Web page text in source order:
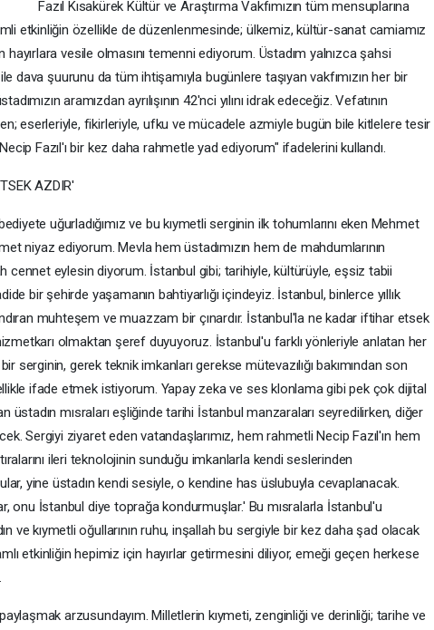
Fazıl Kısakürek Kültür ve Araştırma Vakfımızın tüm mensuplarına
etkinliğin özellikle de düzenlenmesinde; ülkemiz, kültür-sanat camiamız
vesile olmasını temenni ediyorum. Üstadım yalnızca şahsi
dava şuurunu da tüm ihtişamıyla bugünlere taşıyan vakfımızın her bir
aramızdan ayrılışının 42'nci yılını idrak edeceğiz. Vefatının
eserleriyle, fikirleriyle, ufku ve mücadele azmiyle bugün bile kitlelere tesir
Fazıl'ı bir kez daha rahmetle yad ediyorum" ifadelerini kullandı.
AZDIR'
uğurladığımız ve bu kıymetli serginin ilk tohumlarını eken Mehmet
niyaz ediyorum. Mevla hem üstadımızın hem de mahdumlarının
cennet eylesin diyorum. İstanbul gibi; tarihiyle, kültürüyle, eşsiz tabii
bir şehirde yaşamanın bahtiyarlığı içindeyiz. İstanbul, binlerce yıllık
muhteşem ve muazzam bir çınardır. İstanbul'la ne kadar iftihar etsek
olmaktan şeref duyuyoruz. İstanbul'u farklı yönleriyle anlatan her
serginin, gerek teknik imkanları gerekse mütevazılığı bakımından son
ifade etmek istiyorum. Yapay zeka ve ses klonlama gibi pek çok dijital
üstadın mısraları eşliğinde tarihi İstanbul manzaraları seyredilirken, diğer
Sergiyi ziyaret eden vatandaşlarımız, hem rahmetli Necip Fazıl'ın hem
ileri teknolojinin sunduğu imkanlarla kendi seslerinden
yine üstadın kendi sesiyle, o kendine has üslubuyla cevaplanacak.
onu İstanbul diye toprağa kondurmuşlar.' Bu mısralarla İstanbul'u
ve kıymetli oğullarının ruhu, inşallah bu sergiyle bir kez daha şad olacak
etkinliğin hepimiz için hayırlar getirmesini diliyor, emeği geçen herkese
arzusundayım. Milletlerin kıymeti, zenginliği ve derinliği; tarihe ve